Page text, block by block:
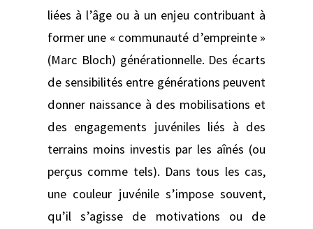
liées à l’âge ou à un enjeu contribuant à
former une « communauté d’empreinte »
(Marc Bloch) générationnelle. Des écarts
de sensibilités entre générations peuvent
donner naissance à des mobilisations et
des engagements juvéniles liés à des
terrains moins investis par les aînés (ou
perçus comme tels). Dans tous les cas,
une couleur juvénile s’impose souvent,
qu’il s’agisse de motivations ou de